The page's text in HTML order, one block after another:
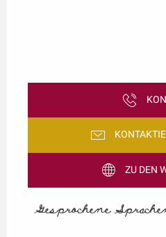
ZU DEN
Gesprochene
Gesprochene